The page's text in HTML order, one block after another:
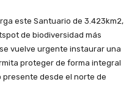
este Santuario de 3.423km2,
de biodiversidad más
vuelve urgente instaurar una
proteger de forma integral
desde el norte de